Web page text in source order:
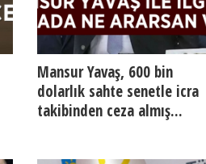
Mansur Yavaş, 600 bin
dolarlık sahte senetle icra
takibinden ceza almış...